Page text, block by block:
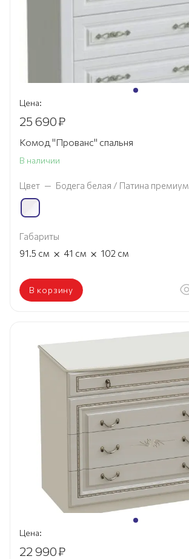
Цена:
25 690₽
Комод "Прованс" спальня
В наличии
Цвет — Бодега белая / Патина премиум
Габариты
91.5 см × 41 см × 102 см
В корзину
Цена:
22 990₽